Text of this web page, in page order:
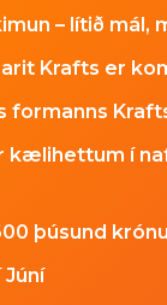
– lítið mál,
Krafts er
formanns
kælihettum í
þúsund
Júní